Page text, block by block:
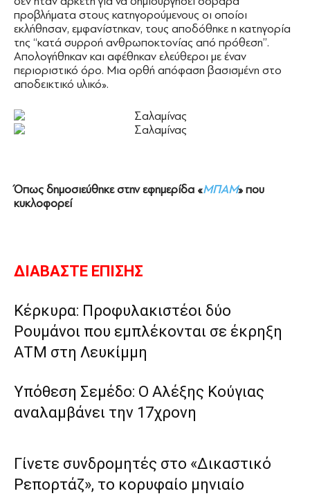
προβλήματα στους κατηγορούμενους οι οποίοι
εκλήθησαν, εμφανίστηκαν, τους αποδόθηκε η κατηγορία
της ‘‘κατά συρροή ανθρωποκτονίας από πρόθεση’’.
Απολογήθηκαν και αφέθηκαν ελεύθεροι με έναν
περιοριστικό όρο. Μια ορθή απόφαση βασισμένη στο
αποδεικτικό υλικό».
Όπως δημοσιεύθηκε στην εφημερίδα «ΜΠΑΜ» που
κυκλοφορεί
ΔΙΑΒΑΣΤΕ ΕΠΙΣΗΣ
Κέρκυρα: Προφυλακιστέοι δύο
Ρουμάνοι που εμπλέκονται σε έκρηξη
ΑΤΜ στη Λευκίμμη
Υπόθεση Σεμέδο: Ο Αλέξης Κούγιας
αναλαμβάνει την 17χρονη
Γίνετε συνδρομητές στο «Δικαστικό
Ρεπορτάζ», το κορυφαίο μηνιαίο